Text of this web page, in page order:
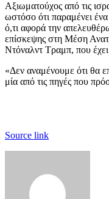
Αξιωματούχος από τις
ωστόσο ότι παραμένει
ό,τι αφορά την
επίσκεψης στη Μέση
Ντόναλντ Τραμπ, που
«Δεν αναμένουμε ότι θα
μία από τις πηγές που
Source link